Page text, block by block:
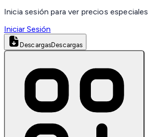
Inicia sesión para ver precios especiales
Iniciar Sesión
DescargasDescargas